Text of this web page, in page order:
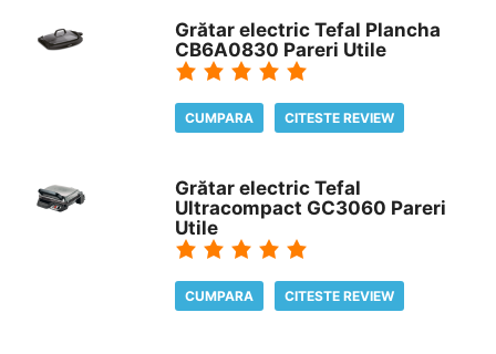
Grătar electric Tefal Plancha
CB6A0830 Pareri Utile
CUMPARA CITESTE REVIEW
Grătar electric Tefal
Ultracompact GC3060 Pareri
Utile
CUMPARA CITESTE REVIEW